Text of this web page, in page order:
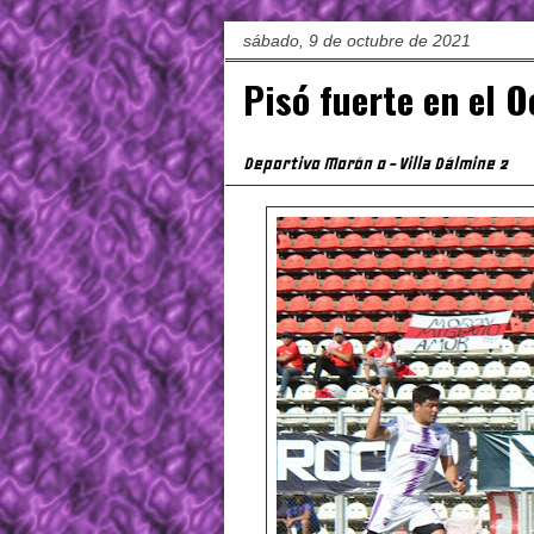
sábado, 9 de octubre de 2021
Pisó fuerte en el
Deportivo Morón 0 - Villa Dálmine 2